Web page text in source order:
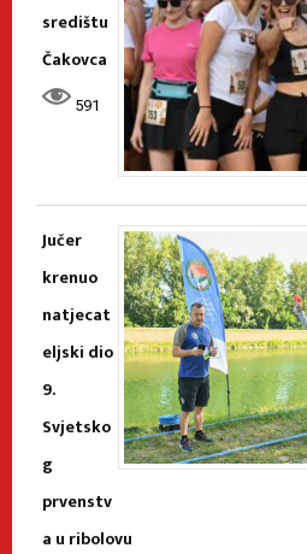
središtu
Čakovca
591
Jučer
krenuo
natjecat
eljski dio
9.
Svjetsko
g
prvenstv
a u ribolovu